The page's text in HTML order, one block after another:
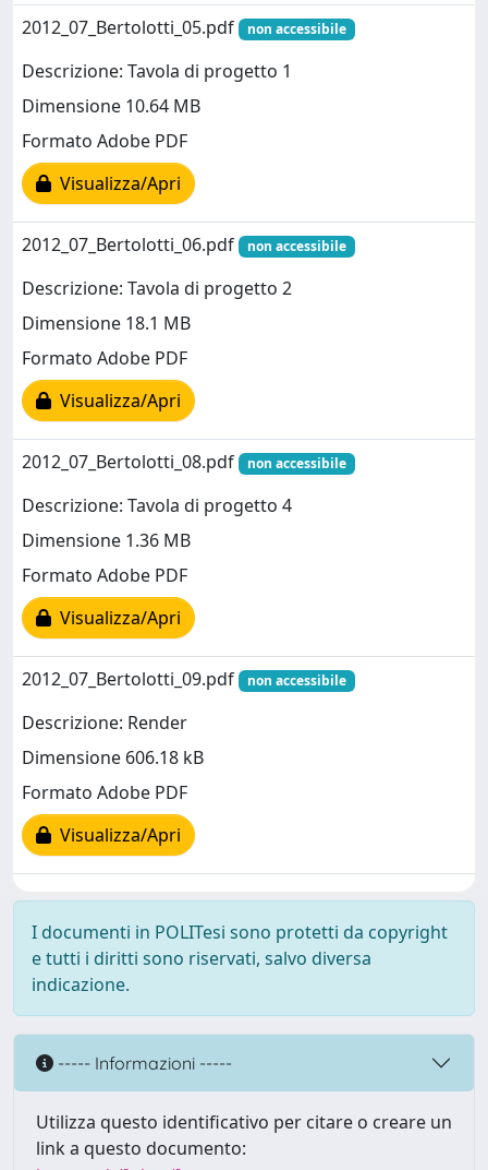
2012_07_Bertolotti_05.pdf non accessibile
Descrizione: Tavola di progetto 1
Dimensione 10.64 MB
Formato Adobe PDF
Visualizza/Apri
2012_07_Bertolotti_06.pdf non accessibile
Descrizione: Tavola di progetto 2
Dimensione 18.1 MB
Formato Adobe PDF
Visualizza/Apri
2012_07_Bertolotti_08.pdf non accessibile
Descrizione: Tavola di progetto 4
Dimensione 1.36 MB
Formato Adobe PDF
Visualizza/Apri
2012_07_Bertolotti_09.pdf non accessibile
Descrizione: Render
Dimensione 606.18 kB
Formato Adobe PDF
Visualizza/Apri
I documenti in POLITesi sono protetti da copyright
e tutti i diritti sono riservati, salvo diversa
indicazione.
----- Informazioni -----
Utilizza questo identificativo per citare o creare un
link a questo documento: